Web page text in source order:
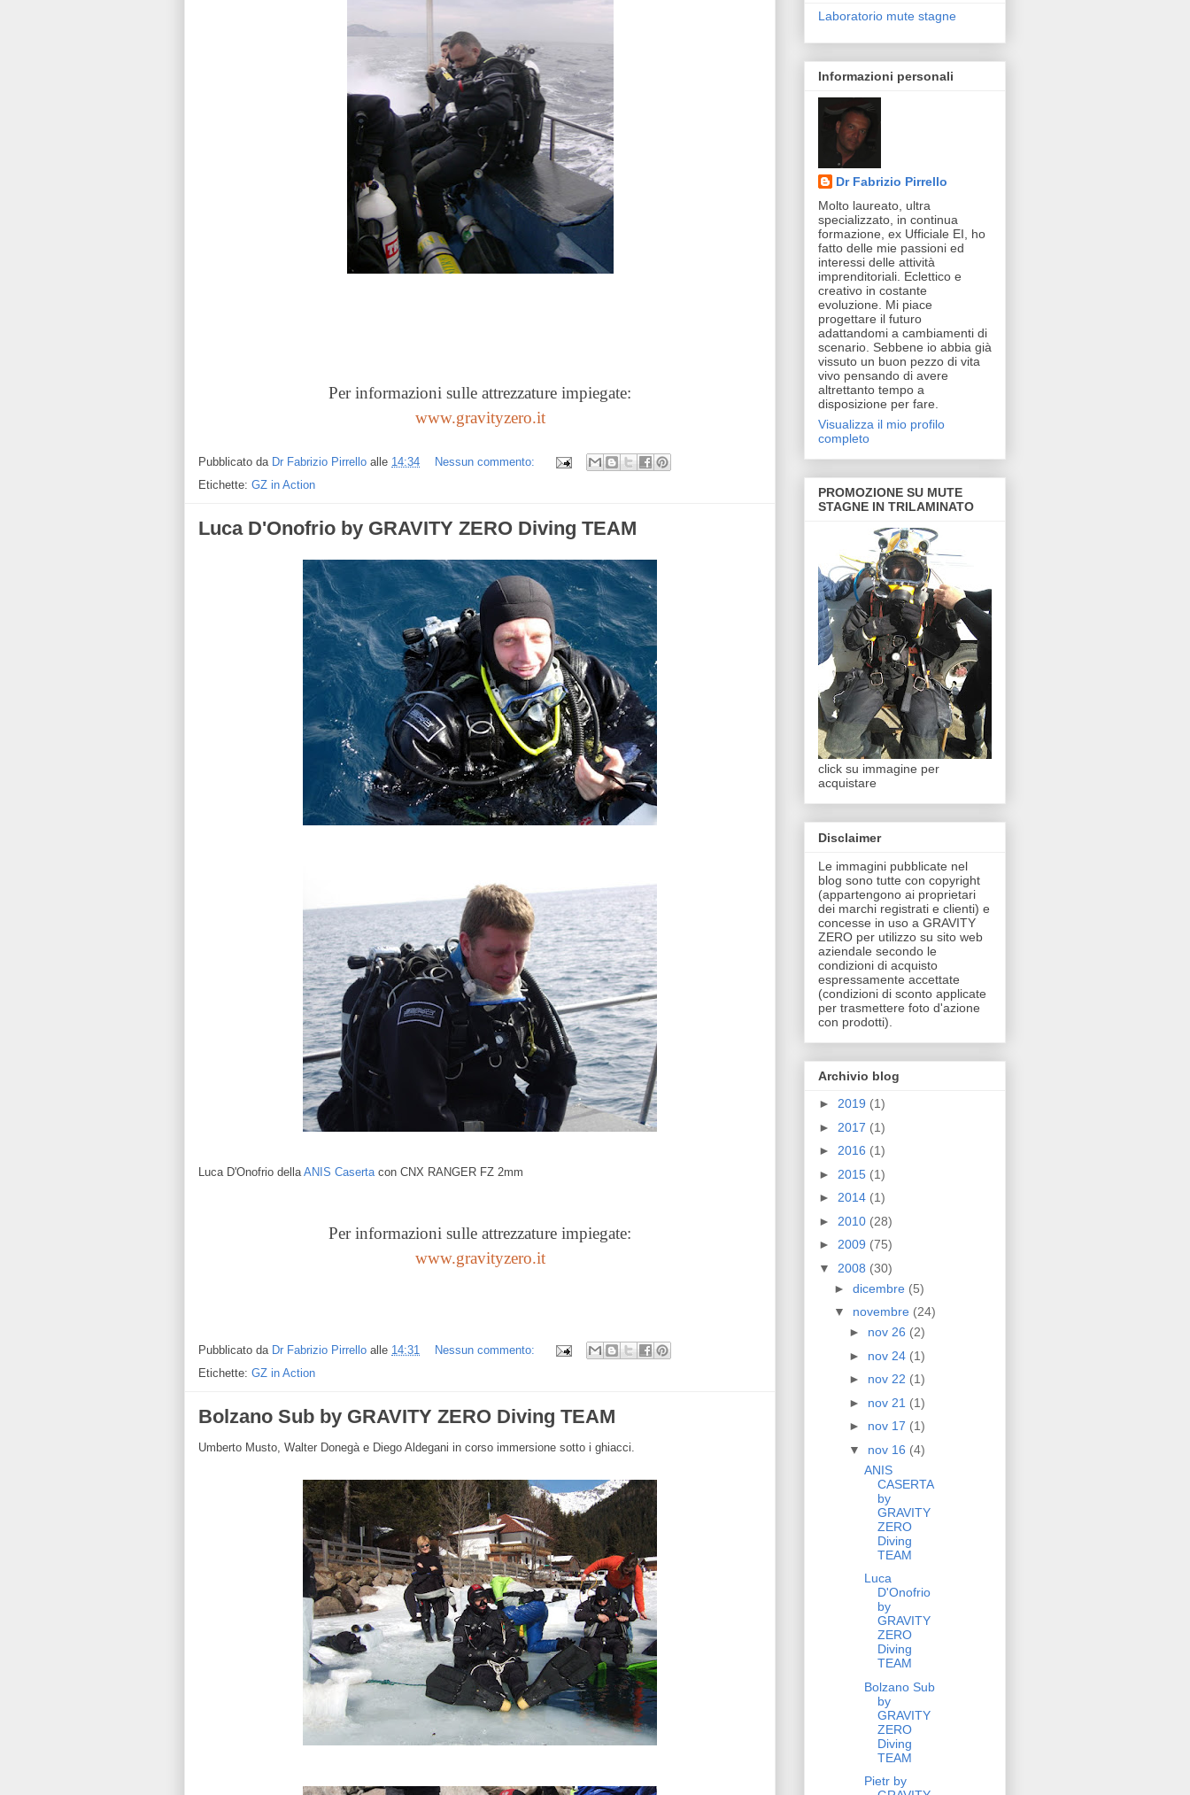
Per informazioni sulle attrezzature impiegate:
www.gravityzero.it
Pubblicato da Dr Fabrizio Pirrello alle 14:34
Nessun commento:
Etichette: GZ in Action
Luca D'Onofrio by GRAVITY ZERO Diving TEAM
Luca D'Onofrio dellaANIS Casertacon CNX RANGER FZ 2mm
Per informazioni sulle attrezzature impiegate:
www.gravityzero.it
Pubblicato da Dr Fabrizio Pirrello alle 14:31
Nessun commento:
Etichette: GZ in Action
Bolzano Sub by GRAVITY ZERO Diving TEAM
Umberto Musto, Walter Donegà e Diego Aldegani in corso immersione sotto i ghiacci.
Laboratorio mute stagne
Informazioni personali
Dr Fabrizio Pirrello
Molto laureato, ultra
specializzato, in continua
formazione, ex Ufficiale EI, ho
fatto delle mie passioni ed
interessi delle attività
imprenditoriali. Eclettico e
creativo in costante
evoluzione. Mi piace
progettare il futuro
adattandomi a cambiamenti di
scenario. Sebbene io abbia già
vissuto un buon pezzo di vita
vivo pensando di avere
altrettanto tempo a
disposizione per fare.
Visualizza il mio profilo
completo
PROMOZIONE SU MUTE
STAGNE IN TRILAMINATO
click su immagine per
acquistare
Disclaimer
Le immagini pubblicate nel
blog sono tutte con copyright
(appartengono ai proprietari
dei marchi registrati e clienti) e
concesse in uso a GRAVITY
ZERO per utilizzo su sito web
aziendale secondo le
condizioni di acquisto
espressamente accettate
(condizioni di sconto applicate
per trasmettere foto d'azione
con prodotti).
Archivio blog
► 2019 (1)
► 2017 (1)
► 2016 (1)
► 2015 (1)
► 2014 (1)
► 2010 (28)
► 2009 (75)
▼ 2008 (30)
► dicembre (5)
▼ novembre (24)
► nov 26 (2)
► nov 24 (1)
► nov 22 (1)
► nov 21 (1)
► nov 17 (1)
▼ nov 16 (4)
ANIS
CASERTA
by
GRAVITY
ZERO
Diving
TEAM
Luca
D'Onofrio
by
GRAVITY
ZERO
Diving
TEAM
Bolzano Sub
by
GRAVITY
ZERO
Diving
TEAM
Pietr by